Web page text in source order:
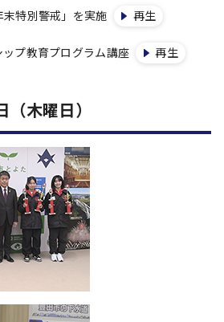
特別警戒」を実施
再生
プ教育プログラム講座 再生
木曜日）